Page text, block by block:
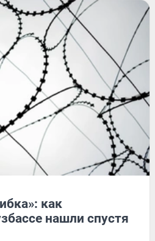
как
нашли спустя